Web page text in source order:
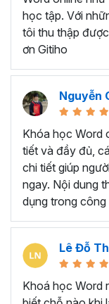
mắt nhà
Giáo viên,
giáo án, bài
BẠN SẼ
KHÓA
Với thời lượng
có 5 chương và
tất tần về những
phổ biến trên
Chắc chắn dù đã
vẫn sẽ bất ngờ
của Word trong
những gì ở khóa
học tập. Với
tôi thu thập
ơn Gitiho
Nguyễn
Khóa học Word
tiết và đầy đủ,
chi tiết giúp
ngay. Nội dung
dụng trong công
Lê Đỗ
Khoá học Word